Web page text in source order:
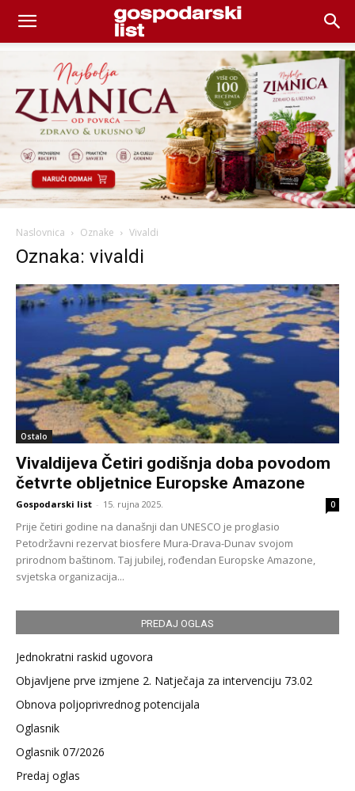
Naslovnica Oznake Vivaldi
Oznaka: vivaldi
Ostalo
Vivaldijeva Četiri godišnja doba povodom
četvrte obljetnice Europske Amazone
Gospodarski list - 15. rujna 2025. 0
Prije četiri godine na današnji dan UNESCO je proglasio
Petodržavni rezervat biosfere Mura-Drava-Dunav svojom
prirodnom baštinom. Taj jubilej, rođendan Europske Amazone,
svjetska organizacija...
PREDAJ OGLAS
Jednokratni raskid ugovora
Objavljene prve izmjene 2. Natječaja za intervenciju 73.02
Obnova poljoprivrednog potencijala
Oglasnik
Oglasnik 07/2026
Predaj oglas